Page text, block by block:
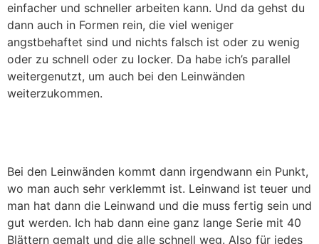
einfacher und schneller arbeiten kann. Und da gehst du
dann auch in Formen rein, die viel weniger
angstbehaftet sind und nichts falsch ist oder zu wenig
oder zu schnell oder zu locker. Da habe ich’s parallel
weitergenutzt, um auch bei den Leinwänden
weiterzukommen.
Bei den Leinwänden kommt dann irgendwann ein Punkt,
wo man auch sehr verklemmt ist. Leinwand ist teuer und
man hat dann die Leinwand und die muss fertig sein und
gut werden. Ich hab dann eine ganz lange Serie mit 40
Blättern gemalt und die alle schnell weg. Also für jedes